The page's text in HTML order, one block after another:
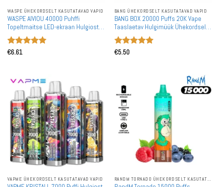
WASPE ÜHEKORDSELT KASUTATAVAD VAPID
WASPE AIVIOU 40000 Puhffi
Topeltmaitse LED-ekraan Hulgiostu
Laetav Ühekordselt Kasutatav Vape
Hulgimüük
Hinnanguga
€6.61
BANG ÜHEKORDSELT KASUTATAVAD VAPID
BANG BOX 20000 Puffs 20K Vape
Taaslaetav Hulgimüük Ühekordselt
Kasutatav Vape Hulgiostmine
Hinnanguga
€5.50
VAPME ÜHEKORDSELT KASUTATAVAD VAPID RANDM TORNADO ÜHEKORDSELT KASUTATAVAD VAPID